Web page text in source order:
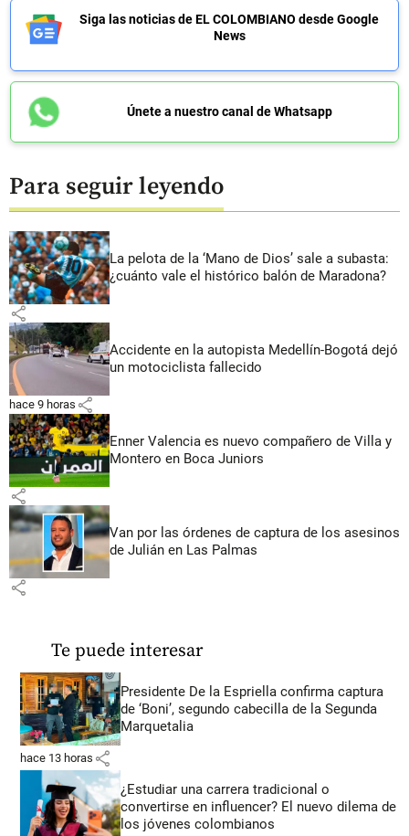
Siga las noticias de EL COLOMBIANO desde Google
News
Únete a nuestro canal de Whatsapp
Para seguir leyendo
La pelota de la ‘Mano de Dios’ sale a subasta:
¿cuánto vale el histórico balón de Maradona?
share
Accidente en la autopista Medellín-Bogotá dejó
un motociclista fallecido
hace 9 horas share
Enner Valencia es nuevo compañero de Villa y
Montero en Boca Juniors
share
Van por las órdenes de captura de los asesinos
de Julián en Las Palmas
share
Te puede interesar
Presidente De la Espriella confirma captura
de ‘Boni’, segundo cabecilla de la Segunda
Marquetalia
hace 13 horas share
¿Estudiar una carrera tradicional o
convertirse en influencer? El nuevo dilema de
los jóvenes colombianos